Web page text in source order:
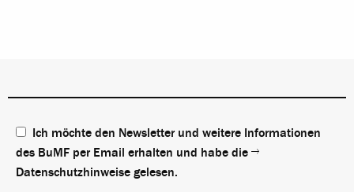
Ich möchte den Newsletter und weitere Informationen
des BuMF per Email erhalten und habe die
Datenschutzhinweise gelesen.